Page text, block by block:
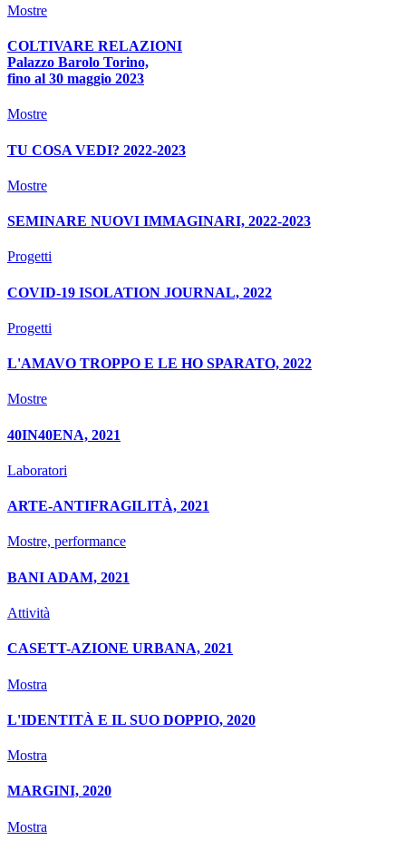
Mostre
COLTIVARE RELAZIONI
Palazzo Barolo Torino,
fino al 30 maggio 2023
Mostre
TU COSA VEDI? 2022-2023
Mostre
SEMINARE NUOVI IMMAGINARI, 2022-2023
Progetti
COVID-19 ISOLATION JOURNAL, 2022
Progetti
L'AMAVO TROPPO E LE HO SPARATO, 2022
Mostre
40IN40ENA, 2021
Laboratori
ARTE-ANTIFRAGILITÀ, 2021
Mostre, performance
BANI ADAM, 2021
Attività
CASETT-AZIONE URBANA, 2021
Mostra
L'IDENTITÀ E IL SUO DOPPIO, 2020
Mostra
MARGINI, 2020
Mostra